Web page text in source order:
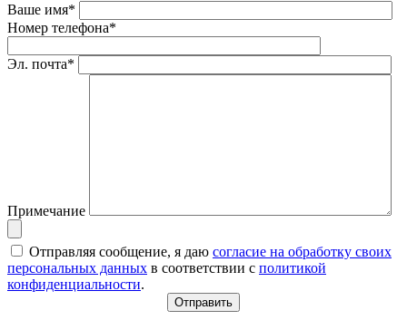
Ваше имя*
Номер телефона*
Эл. почта*
Примечание
Отправляя сообщение, я даю согласие на обработку своих
персональных данных в соответствии с политикой
конфиденциальности.